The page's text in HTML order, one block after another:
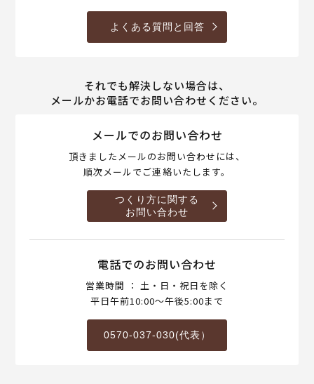
よくある質問と回答
それでも解決しない場合は、
メールかお電話でお問い合わせください。
メールでのお問い合わせ
頂きましたメールのお問い合わせには、
順次メールでご連絡いたします。
つくり方に関する
お問い合わせ
電話でのお問い合わせ
営業時間 ： 土・日・祝日を除く
平日午前10:00～午後5:00まで
0570-037-030(代表）